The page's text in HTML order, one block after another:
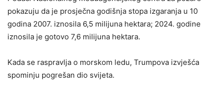
pokazuju da je prosječna godišnja stopa izgaranja u 10
godina 2007. iznosila 6,5 ​​milijuna hektara; 2024. godine
iznosila je gotovo 7,6 milijuna hektara.
Kada se raspravlja o morskom ledu, Trumpova izvješća
spominju pogrešan dio svijeta.